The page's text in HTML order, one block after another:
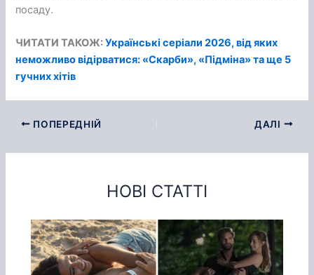
посаду.
ЧИТАТИ ТАКОЖ:Українські серіали 2026, від яких
неможливо відірватися: «Скарби», «Підміна» та ще 5
гучних хітів
ПОПЕРЕДНІЙ ДАЛІ
НОВІ СТАТТІ